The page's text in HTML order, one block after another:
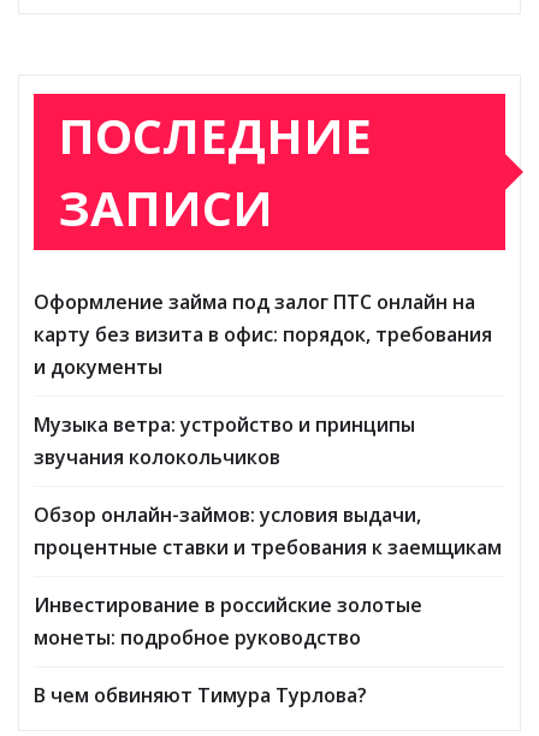
ПОСЛЕДНИЕ
ЗАПИСИ
Оформление займа под залог ПТС онлайн на
карту без визита в офис: порядок, требования
и документы
Музыка ветра: устройство и принципы
звучания колокольчиков
Обзор онлайн-займов: условия выдачи,
процентные ставки и требования к заемщикам
Инвестирование в российские золотые
монеты: подробное руководство
В чем обвиняют Тимура Турлова?